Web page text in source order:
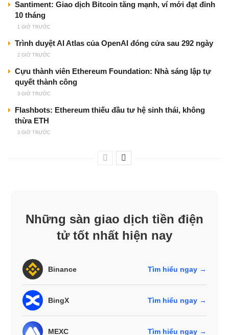
Santiment: Giao dịch Bitcoin tăng mạnh, ví mới đạt đỉnh
10 tháng
1 GIỜ TRƯỚC
Trình duyệt AI Atlas của OpenAI đóng cửa sau 292 ngày
2 GIỜ TRƯỚC
Cựu thành viên Ethereum Foundation: Nhà sáng lập tự
quyết thành công
3 GIỜ TRƯỚC
Flashbots: Ethereum thiếu đầu tư hệ sinh thái, không
thừa ETH
3 GIỜ TRƯỚC
Những sàn giao dịch tiền điện
tử tốt nhất hiện nay
Binance Tìm hiểu ngay →
BingX Tìm hiểu ngay →
MEXC Tìm hiểu ngay →